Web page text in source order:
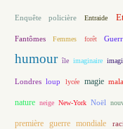
Enquête policière Entraide
Fantômes Femmes forêt
humour île imaginaire
Londres loup lycée magie
nature neige New-York Noël
première guerre mondiale